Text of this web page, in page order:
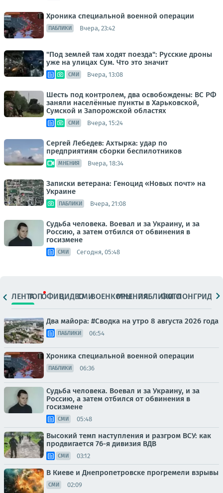
Хроника специальной военной операции
ПАБЛИКИ Вчера, 23:42
"Под землей там ходят поезда": Русские дроны
уже на улицах Сум. Что это значит
СМИ Вчера, 13:08
Шесть под контролем, два освобождены: ВС РФ
заняли населённые пункты в Харьковской,
Сумской и Запорожской областях
СМИ Вчера, 15:24
Сергей Лебедев: Ахтырка: удар по
предприятиям сборки беспилотников
МНЕНИЯ Вчера, 18:34
Записки ветерана: Геноцид «Новых почт» на
Украине
ПАБЛИКИ Вчера, 21:08
Судьба человека. Воевал и за Украину, и за
Россию, а затем отбился от обвинения в
госизмене
СМИ Сегодня, 05:48
ЛЕНТАТОПОФИЦ.ВИДЕОСМИВОЕНКОРЫМНЕНИЯПАБЛИКИ
ФОТОЛОНГРИДЫ
Два майора: #Сводка на утро 8 августа 2026 года
ПАБЛИКИ 06:54
Хроника специальной военной операции
ПАБЛИКИ 06:36
Судьба человека. Воевал и за Украину, и за
Россию, а затем отбился от обвинения в
госизмене
СМИ 05:48
Высокий темп наступления и разгром ВСУ: как
продвигается 76-я дивизия ВДВ
СМИ 03:12
В Киеве и Днепропетровске прогремели взрывы
СМИ 02:09